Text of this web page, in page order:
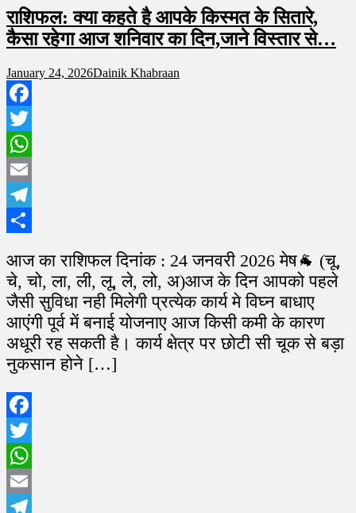
राशिफल: क्या कहते है आपके किस्मत के सितारे,
कैसा रहेगा आज शनिवार का दिन,जाने विस्तार से…
January 24, 2026Dainik Khabraan
Facebook
Twitter
WhatsApp
Email
Telegram
आज का राशिफल दिनांक : 24 जनवरी 2026 मेष🐐 (चू,
चे, चो, ला, ली, लू, ले, लो, अ)आज के दिन आपको पहले
जैसी सुविधा नही मिलेगी प्रत्येक कार्य मे विघ्न बाधाए
आएंगी पूर्व में बनाई योजनाए आज किसी कमी के कारण
अधूरी रह सकती है। कार्य क्षेत्र पर छोटी सी चूक से बड़ा
नुकसान होने […]
Facebook
Twitter
WhatsApp
Email